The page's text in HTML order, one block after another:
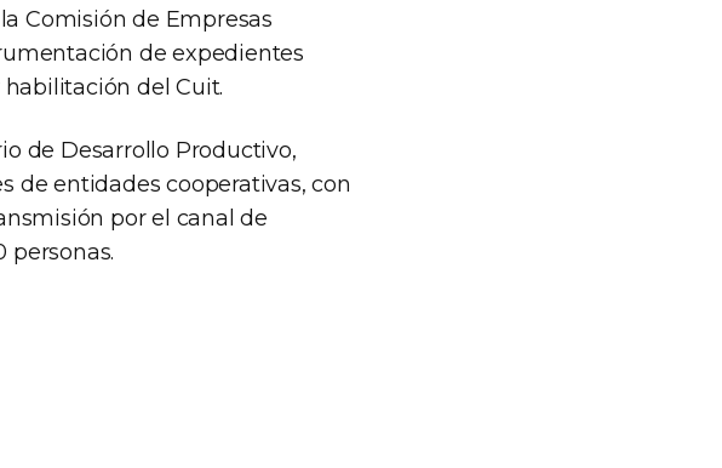
Comisión de Empresas
de expedientes
del Cuit.
de Desarrollo Productivo,
de entidades cooperativas, con
por el canal de
personas.